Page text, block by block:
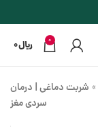
0 ﷼0
» شربت دماغی | درمان
سردی مغز